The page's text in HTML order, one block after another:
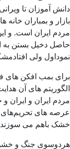
دانش آموزان تا
بازار و بمباران
مردم ایران است. و
حاصل دخیل بستن به
نموداول ولی
برای بمب افکن های
الگوریتم‌ های آن
مردم ایران و ایران
عرصه های تحریم‌های
خشک باهم می
هردوسوی جنگ و